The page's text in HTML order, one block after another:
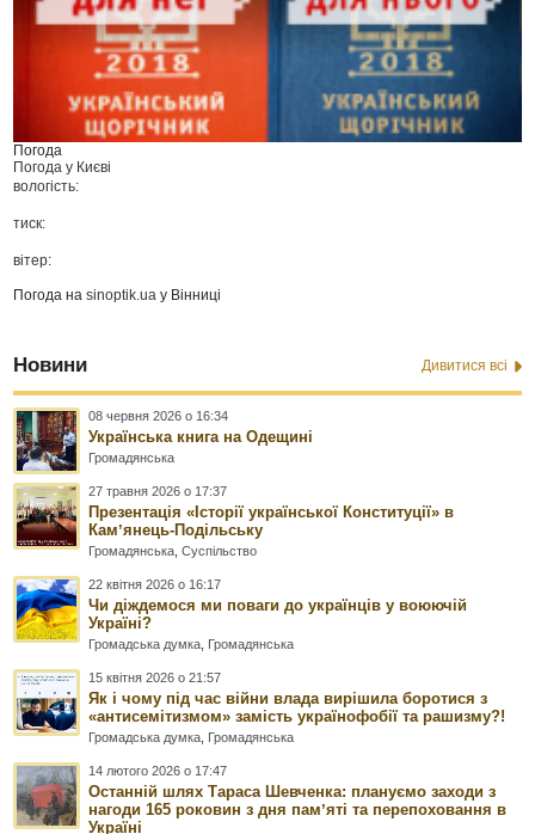
Погода
Погода у Києві
вологість:
тиск:
вітер:
Погода наsinoptik.ua у Вінниці
Новини Дивитися всі
08 червня 2026 о 16:34
Українська книга на Одещині
Громадянська
27 травня 2026 о 17:37
Презентація «Історії української Конституції» в
Камʼянець-Подільську
Громадянська ,Суспільство
22 квітня 2026 о 16:17
Чи діждемося ми поваги до українців у воюючій
Україні?
Громадська думка Громадянська
15 квітня 2026 о 21:57
Як і чому під час війни влада вирішила боротися з
«антисемітизмом» замість українофобії та рашизму?!
Громадська думка Громадянська
14 лютого 2026 о 17:47
Останній шлях Тараса Шевченка: плануємо заходи з
нагоди 165 роковин з дня памʼяті та перепоховання в
Україні